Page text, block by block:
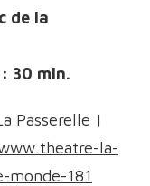
de la
30 min.
Passerelle |
la-
monde-181